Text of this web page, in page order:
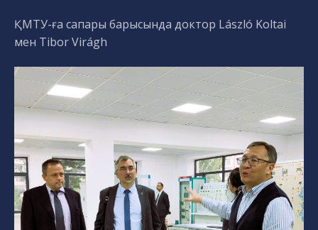
ҚМТУ-ға сапары барысында доктор László Koltai
мен Tibor Virágh